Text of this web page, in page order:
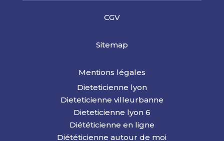
CGV
Sitemap
Mentions légales
Dieteticienne lyon
Dieteticienne villeurbanne
Dieteticienne lyon 6
Diététicienne en ligne
Diététicienne autour de moi